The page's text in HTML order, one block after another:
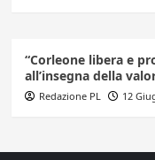
“Corleone libera e
all’insegna della
Redazione PL 12